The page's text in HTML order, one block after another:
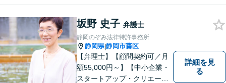
らゆる問題に真摯に向き合っ
てまいります。【駐車場あ
り】
坂野 史子 弁護士
静岡のぞみ法律特許事務所
静岡県|静岡市葵区
【弁理士】【顧問契約可／月
額55,000円～】【中小企業・
スタートアップ・クリエータ
詳細を見
る